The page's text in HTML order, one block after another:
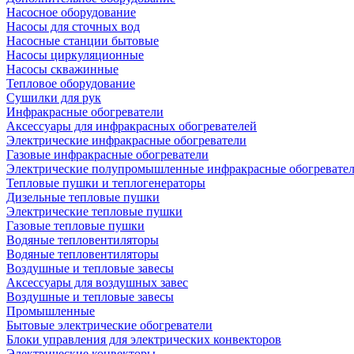
Насосное оборудование
Насосы для сточных вод
Насосные станции бытовые
Насосы циркуляционные
Насосы скважинные
Тепловое оборудование
Сушилки для рук
Инфракрасные обогреватели
Аксессуары для инфракрасных обогревателей
Электрические инфракрасные обогреватели
Газовые инфракрасные обогреватели
Электрические полупромышленные инфракрасные
Тепловые пушки и теплогенераторы
Дизельные тепловые пушки
Электрические тепловые пушки
Газовые тепловые пушки
Водяные тепловентиляторы
Водяные тепловентиляторы
Воздушные и тепловые завесы
Аксессуары для воздушных завес
Воздушные и тепловые завесы
Промышленные
Бытовые электрические обогреватели
Блоки управления для электрических конвекторов